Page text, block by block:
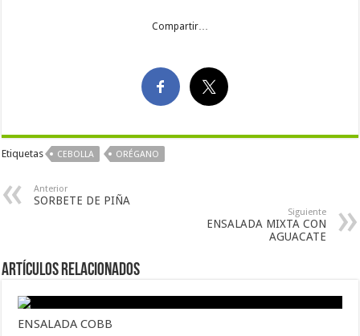
Compartir…
Etiquetas CEBOLLA ORÉGANO
Anterior
SORBETE DE PIÑA
Siguiente
ENSALADA MIXTA CON
AGUACATE
Artículos Relacionados
ENSALADA COBB